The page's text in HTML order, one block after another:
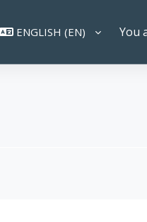
SEARCH INPUT
ENGLISH ‎(EN)‎ You